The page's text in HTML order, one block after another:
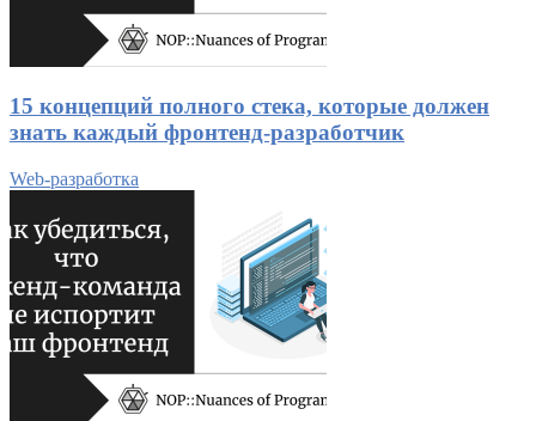
15 концепций полного стека, которые должен
знать каждый фронтенд-разработчик
Web-разработка